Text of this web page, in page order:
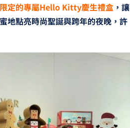
定的專屬Hello Kitty慶生禮盒，讓
地點亮時尚聖誕與跨年的夜晚，許